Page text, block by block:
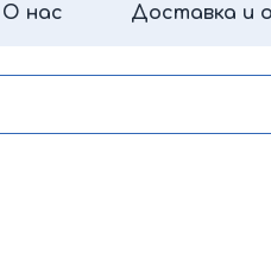
О нас Доставка и